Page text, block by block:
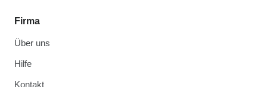
Firma
Über uns
Hilfe
Kontakt